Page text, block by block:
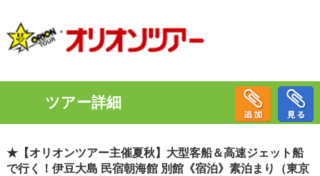
ツアー詳細
★【オリオンツアー主催夏秋】大型客船＆高速ジェット船
で行く！伊豆大島 民宿朝海館 別館《宿泊》素泊まり（東京